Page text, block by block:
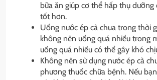
bữa ăn giúp cơ thể hấp thụ dưỡng
tốt hơn.
Uống nước ép cà chua trong thời
không nên uống quá nhiều trong
uống quá nhiều có thể gây khó
Không nên sử dụng nước ép cà
phương thuốc chữa bệnh. Nếu